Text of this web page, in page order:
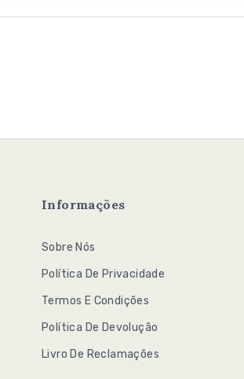
Informações
Sobre Nós
Política De Privacidade
Termos E Condições
Política De Devolução
Livro De Reclamações